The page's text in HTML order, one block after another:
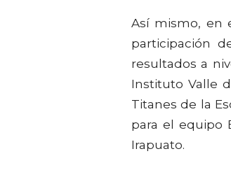
Así mismo, en
participación
resultados a
Instituto Valle
Titanes de la
para el equipo
Irapuato.